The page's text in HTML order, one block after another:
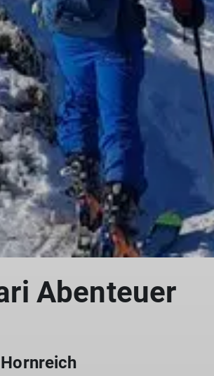
Abenteuer